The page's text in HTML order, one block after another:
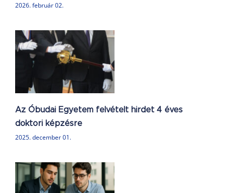
2026. február 02.
Az Óbudai Egyetem felvételt hirdet 4 éves
doktori képzésre
2025. december 01.